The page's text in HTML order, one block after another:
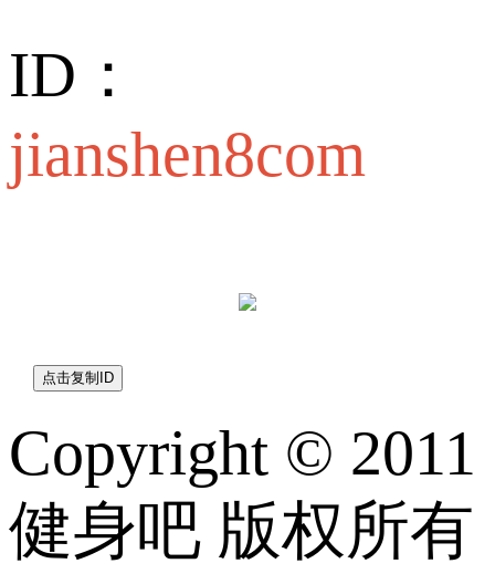
ID：
jianshen8com
Copyright © 2011
健身吧 版权所有